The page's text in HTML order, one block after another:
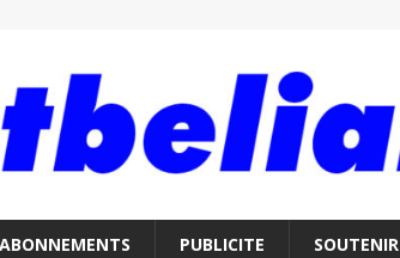
ABONNEMENTS PUBLICITE SOUTENIR